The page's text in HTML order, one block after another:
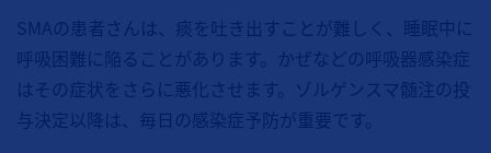
SMAの患者さんは、痰を吐き出すことが難しく、睡眠中に
呼吸困難に陥ることがあります。かぜなどの呼吸器感染症
はその症状をさらに悪化させます。ゾルゲンスマ髄注の投
与決定以降は、毎日の感染症予防が重要です。